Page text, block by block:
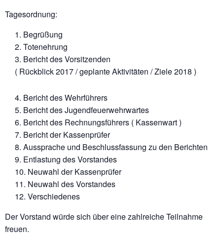
Tagesordnung:
Begrüßung
Totenehrung
Bericht des Vorsitzenden
( Rückblick 2017 / geplante Aktivitäten / Ziele 2018 )
Bericht des Wehrführers
Bericht des Jugendfeuerwehrwartes
Bericht des Rechnungsführers ( Kassenwart )
Bericht der Kassenprüfer
Aussprache und Beschlussfassung zu den Berichten
Entlastung des Vorstandes
Neuwahl der Kassenprüfer
Neuwahl des Vorstandes
Verschiedenes
Der Vorstand würde sich über eine zahlreiche Teilnahme
freuen.